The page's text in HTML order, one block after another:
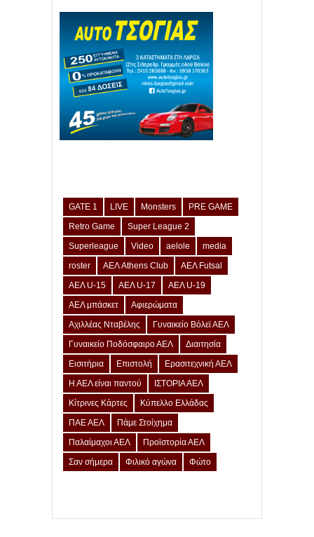
GATE 1 LIVE Monsters
PRE GAME
Retro Game
Super League 2
Superleague
Video aelole
media
roster
ΑΕΛ Athens Club
ΑΕΛ Futsal
ΑΕΛ U-15
ΑΕΛ U-17
ΑΕΛ U-19
ΑΕΛ μπάσκετ
Αφιερώματα
Αχιλλέας Νταβέλης
Γυναικείο Βόλεϊ ΑΕΛ
Γυναικείο Ποδόσφαιρο ΑΕΛ
Διαιτησία
Εισιτήρια
Επιστολή
Ερασιτεχνική ΑΕΛ
Η ΑΕΛ είναι παντού
ΙΣΤΟΡΙΑ ΑΕΛ
Κίτρινες Κάρτες
Κύπελλο Ελλάδας
ΠΑΕ ΑΕΛ
Πάμε Στοίχημα
Παλαίμαχοι ΑΕΛ
Προϊστορία ΑΕΛ
Σαν σήμερα
Φιλικό αγώνα Φώτο